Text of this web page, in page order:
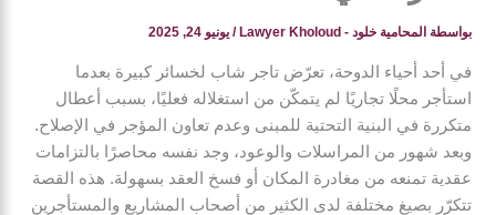
بواسطة المحامية خلود - Lawyer Kholoud /يونيو 24, 2025
في أحد أحياء الدوحة، تعرّض تاجر شاب لخسائر كبيرة بعدما
استأجر محلًا تجاريًا لم يتمكّن من استغلاله فعليًا، بسبب أعطال
متكررة في البنية التحتية للمبنى وعدم تعاون المؤجر في الإصلاح.
وبعد شهور من المراسلات والوعود، وجد نفسه محاصرًا بالتزامات
عقدية تمنعه من مغادرة المكان أو فسخ العقد بسهولة. هذه القصة
تتكرّر بصيغ مختلفة لدى الكثير من أصحاب المشاريع والمستأجرين